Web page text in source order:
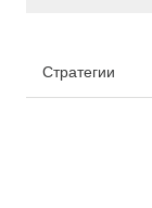
Стратегии